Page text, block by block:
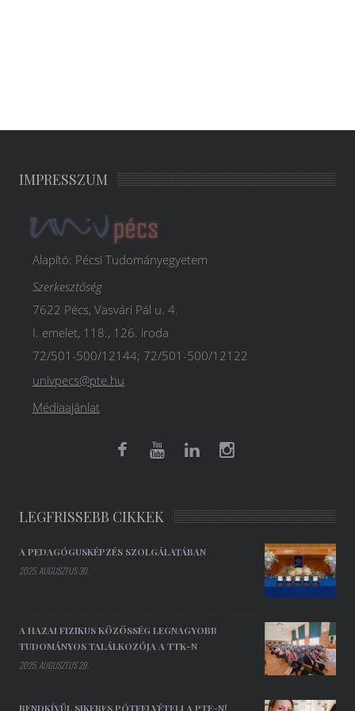
IMPRESSZUM
Alapító: Pécsi Tudományegyetem
Szerkesztőség
7622 Pécs, Vasvári Pál u. 4.
I. emelet, 118., 126. iroda
72/501-500/12144; 72/501-500/12122
univpecs@pte.hu
Médiaajánlat
LEGFRISSEBB CIKKEK
A PEDAGÓGUSKÉPZÉS SZOLGÁLATÁBAN
2025. AUGUSZTUS 30.
A HAZAI FIZIKUS KÖZÖSSÉG LEGNAGYOBB
TUDOMÁNYOS TALÁLKOZÓJA A TTK-N
2025. AUGUSZTUS 29.
RENDKÍVÜL SIKERES PÓTFELVÉTELI A PTE-N!